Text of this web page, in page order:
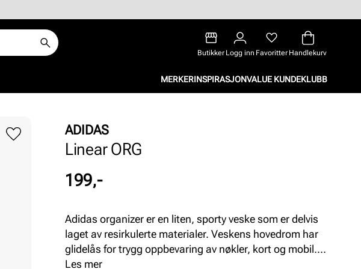
Butikker Logg inn Favoritter Handlekurv
MERKERINSPIRASJONVALUE KUNDEKLUBB
ADIDAS
Linear ORG
Pris
199,-
Adidas organizer er en liten, sporty veske som er delvis
laget av resirkulerte materialer. Veskens hovedrom har
glidelås for trygg oppbevaring av nøkler, kort og mobil.
Glidelåslommen foran har plass til resten av småtingene
Les mer